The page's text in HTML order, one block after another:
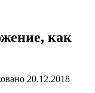
как
20.12.2018